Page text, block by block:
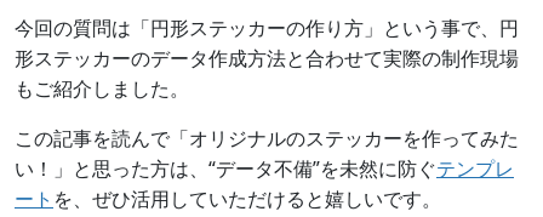
今回の質問は「円形ステッカーの作り方」という事で、円
形ステッカーのデータ作成方法と合わせて実際の制作現場
もご紹介しました。
この記事を読んで「オリジナルのステッカーを作ってみた
い！」と思った方は、“データ不備”を未然に防ぐテンプレ
ート を、ぜひ活用していただけると嬉しいです。